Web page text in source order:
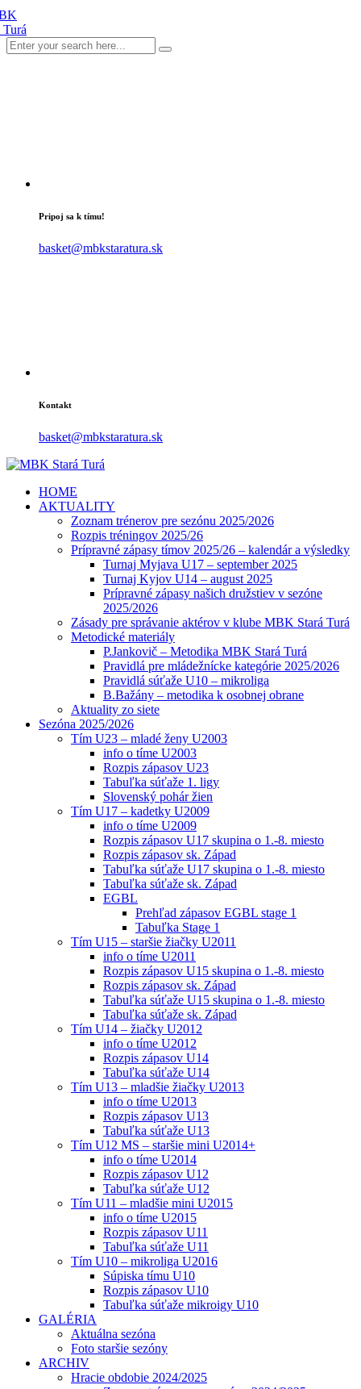
Pripoj sa k tímu!
basket@mbkstaratura.sk
Kontakt
basket@mbkstaratura.sk
HOME
AKTUALITY
Zoznam trénerov pre sezónu 2025/2026
Rozpis tréningov 2025/26
Prípravné zápasy tímov 2025/26 – kalendár a výsledky
Turnaj Myjava U17 – september 2025
Turnaj Kyjov U14 – august 2025
Prípravné zápasy našich družstiev v sezóne
2025/2026
Zásady pre správanie aktérov v klube MBK Stará Turá
Metodické materiály
P.Jankovič – Metodika MBK Stará Turá
Pravidlá pre mládežnícke kategórie 2025/2026
Pravidlá súťaže U10 – mikroliga
B.Bažány – metodika k osobnej obrane
Aktuality zo siete
Sezóna 2025/2026
Tím U23 – mladé ženy U2003
info o tíme U2003
Rozpis zápasov U23
Tabuľka súťaže 1. ligy
Slovenský pohár žien
Tím U17 – kadetky U2009
info o tíme U2009
Rozpis zápasov U17 skupina o 1.-8. miesto
Rozpis zápasov sk. Západ
Tabuľka súťaže U17 skupina o 1.-8. miesto
Tabuľka súťaže sk. Západ
EGBL
Prehľad zápasov EGBL stage 1
Tabuľka Stage 1
Tím U15 – staršie žiačky U2011
info o tíme U2011
Rozpis zápasov U15 skupina o 1.-8. miesto
Rozpis zápasov sk. Západ
Tabuľka súťaže U15 skupina o 1.-8. miesto
Tabuľka súťaže sk. Západ
Tím U14 – žiačky U2012
info o tíme U2012
Rozpis zápasov U14
Tabuľka súťaže U14
Tím U13 – mladšie žiačky U2013
info o tíme U2013
Rozpis zápasov U13
Tabuľka súťaže U13
Tím U12 MS – staršie mini U2014+
info o tíme U2014
Rozpis zápasov U12
Tabuľka súťaže U12
Tím U11 – mladšie mini U2015
info o tíme U2015
Rozpis zápasov U11
Tabuľka súťaže U11
Tím U10 – mikroliga U2016
Súpiska tímu U10
Rozpis zápasov U10
Tabuľka súťaže mikroigy U10
GALÉRIA
Aktuálna sezóna
Foto staršie sezóny
ARCHIV
Hracie obdobie 2024/2025